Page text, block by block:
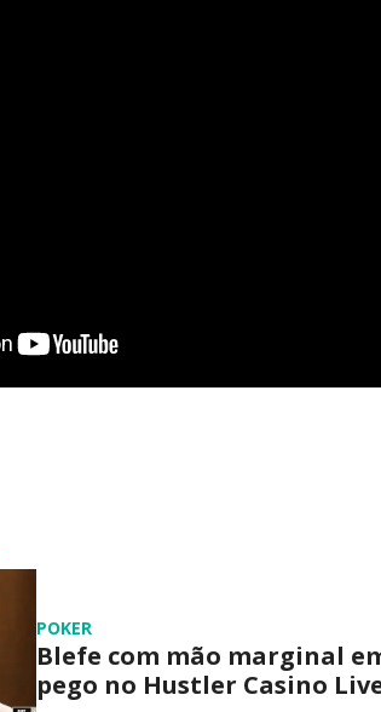
POKER
Blefe com mão marginal
pego no Hustler Casino